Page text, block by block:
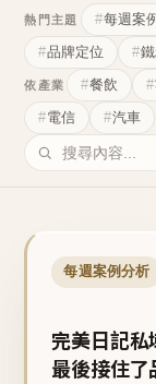
熱門主題 每週案
品牌定位
依產業 餐飲
電信
汽車
每週案例分析
完美日記私
最後接住了